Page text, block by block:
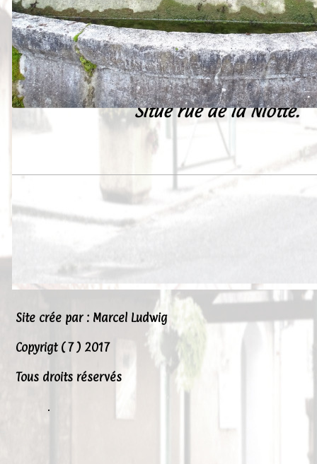
Situé rue de la Niotte.
Site crée par : Marcel Ludwig
Copyrigt ( 7 ) 2017
Tous droits réservés
.